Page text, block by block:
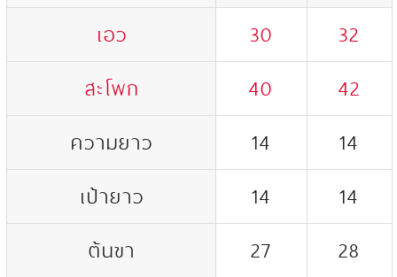
เอว
30
32
สะโพก
40
42
ความยาว
14
14
เป้ายาว
14
14
ต้นขา
27
28